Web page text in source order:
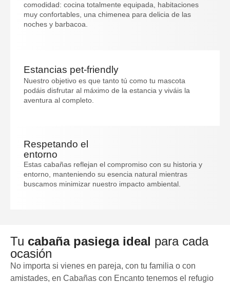
comodidad: cocina totalmente equipada, habitaciones
muy confortables, una chimenea para delicia de las
noches y barbacoa.
Estancias pet-friendly
Nuestro objetivo es que tanto tú como tu mascota
podáis disfrutar al máximo de la estancia y viváis la
aventura al completo.
Respetando el
entorno
Estas cabañas reflejan el compromiso con su historia y
entorno, manteniendo su esencia natural mientras
buscamos minimizar nuestro impacto ambiental.
Tu cabaña pasiega ideal para cada
ocasión
No importa si vienes en pareja, con tu familia o con
amistades, en Cabañas con Encanto tenemos el refugio